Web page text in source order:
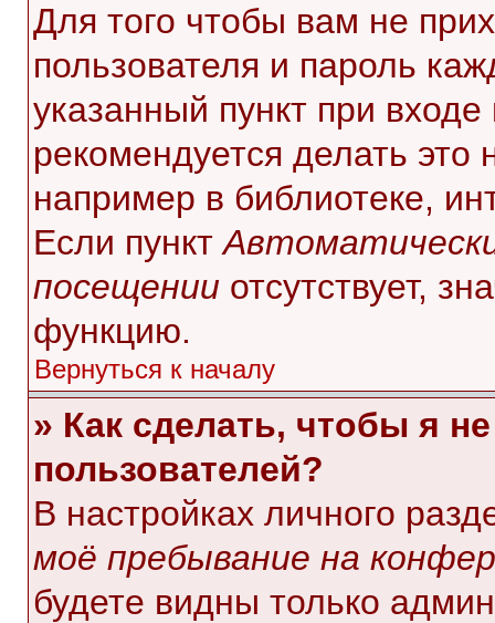
Для того чтобы вам не
пользователя и пароль
указанный пункт при
рекомендуется делать
например в библиотеке,
Если пункт
посещении отсутствует,
функцию.
Вернуться к началу
» Как сделать, чтобы я
пользователей?
В настройках личного
моё пребывание на
будете видны только